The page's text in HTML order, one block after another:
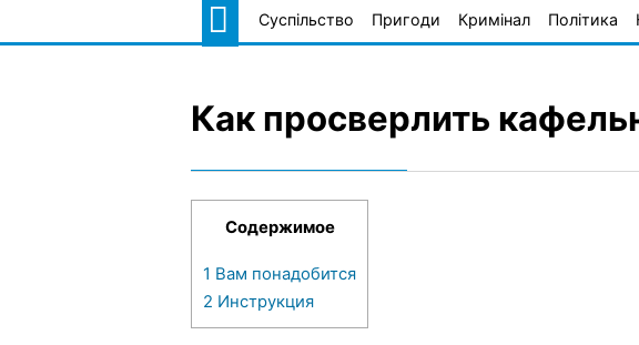
Суспільство Пригоди Кримінал Політика
Как просверлить
Содержимое
1 Вам понадобится
2 Инструкция